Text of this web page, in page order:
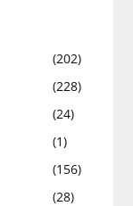
(202)
(228)
(24)
(1)
(156)
(28)